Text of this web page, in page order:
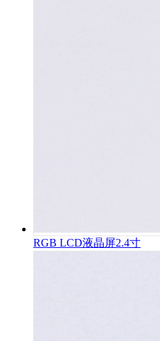
RGB LCD液晶屏2.4寸